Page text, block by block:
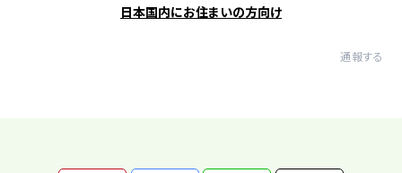
日本国内にお住まいの方向け
通報する